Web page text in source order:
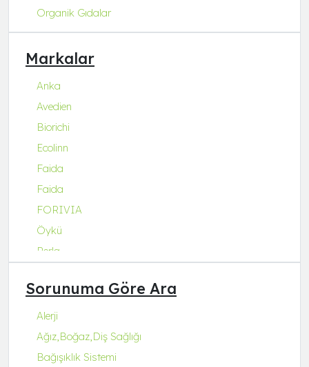
Organik Gıdalar
Markalar
Anka
Avedien
Biorichi
Ecolinn
Faida
Faida
FORIVIA
Öykü
Perla
Q-Collagen
Q-Fit
Q-MENA
Q-UZU
Sorunuma Göre Ara
Alerji
Ağız,Boğaz,Diş Sağlığı
Bağışıklık Sistemi